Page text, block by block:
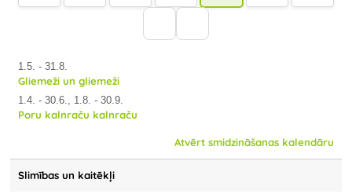
1.5. - 31.8.
Gliemeži un gliemeži
1.4. - 30.6., 1.8. - 30.9.
Poru kalnraču kalnraču
Atvērt smidzināšanas kalendāru
Slimības un kaitēkļi